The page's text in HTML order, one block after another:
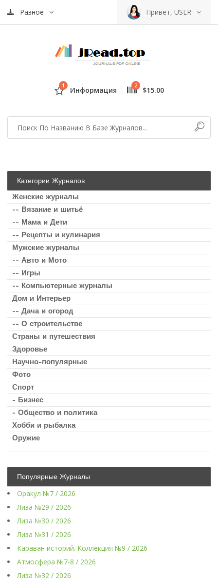
Разное Привет, USER
1 Информация 2 $15.00
Категории Журналов
Женские журналы
-- Вязание и шитьё
-- Мама и Дети
-- Рецепты и кулинария
Мужские журналы
-- Авто и Мото
-- Игры
-- Компьютерные журналы
Дом и Интерьер
-- Дача и огород
-- О строительстве
Страны и путешествия
Здоровье
Научно-популярные
Фото
Спорт
- Бизнес
- Общество и политика
Хобби и рыбалка
Оружие
Популярные Журналы
Оракул №7 / 2026
Лиза №29 / 2026
Лиза №30 / 2026
Лиза №31 / 2026
Караван историй. Коллекция №9 / 2026
Атмосфера №7-8 / 2026
Лиза №32 / 2026